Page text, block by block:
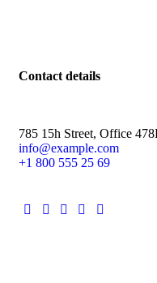
Contact details
785 15h Street, Office 478
info@example.com
+1 800 555 25 69